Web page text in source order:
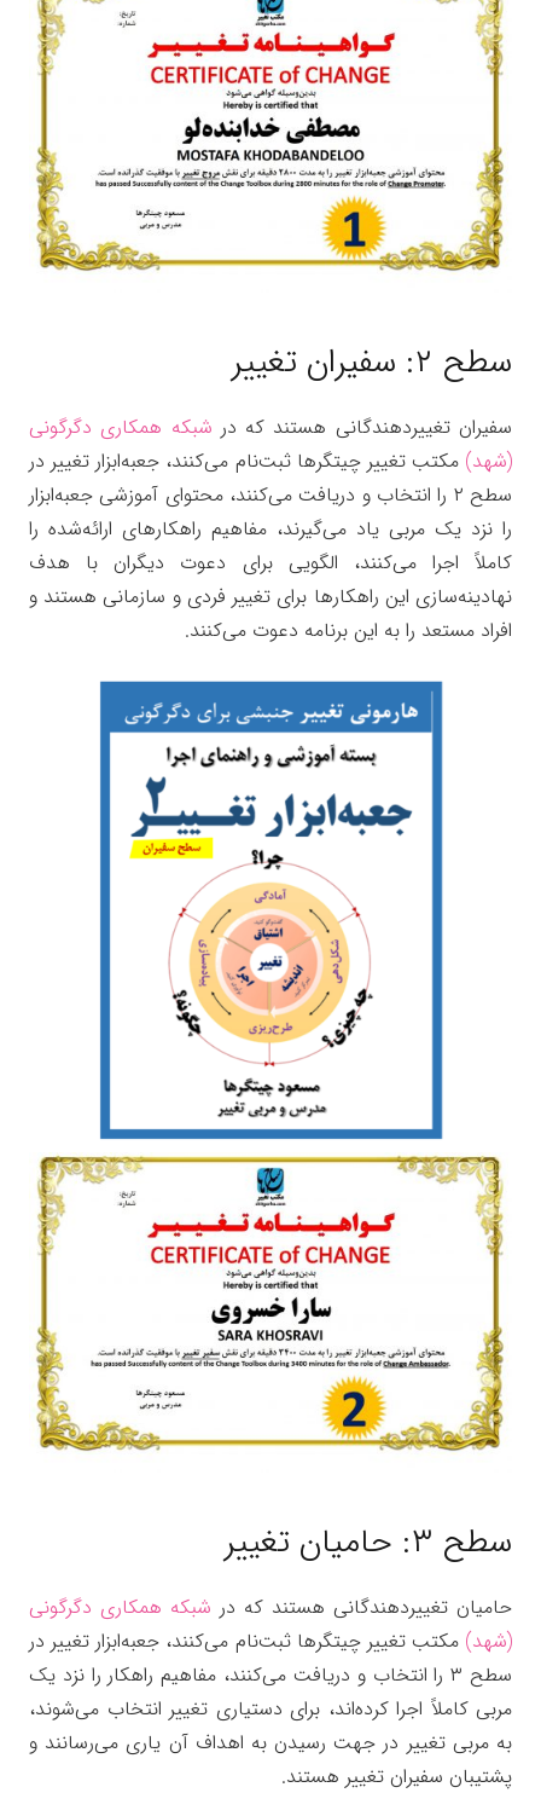
سطح ۲: سفیران تغییر
سفیران تغییردهندگانی هستند که در شبکه همکاری دگرگونی
(شهد) مکتب تغییر چیتگرها ثبت‌نام می‌کنند، جعبه‌ابزار تغییر در
سطح ۲ را انتخاب و دریافت می‌کنند، محتوای آموزشی جعبه‌ابزار
را نزد یک مربی یاد می‌گیرند، مفاهیم راهکارهای ارائه‌شده را
کاملاً اجرا می‌کنند، الگویی برای دعوت دیگران با هدف
نهادینه‌سازی این راهکارها برای تغییر فردی و سازمانی هستند و
افراد مستعد را به این برنامه دعوت می‌کنند.
سطح ۳: حامیان تغییر
حامیان تغییردهندگانی هستند که در شبکه همکاری دگرگونی
(شهد) مکتب تغییر چیتگرها ثبت‌نام می‌کنند، جعبه‌ابزار تغییر در
سطح ۳ را انتخاب و دریافت می‌کنند، مفاهیم راهکار را نزد یک
مربی کاملاً اجرا کرده‌اند، برای دستیاری تغییر انتخاب می‌شوند،
به مربی تغییر در جهت رسیدن به اهداف آن یاری می‌رسانند و
پشتیبان سفیران تغییر هستند.